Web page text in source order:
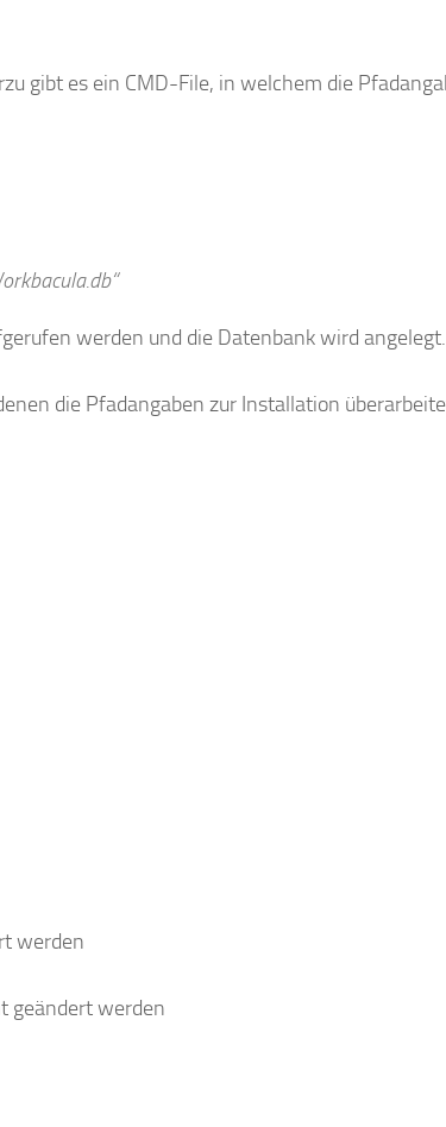
gibt es ein CMD-File, in welchem die
werden und die Datenbank wird angelegt.
die Pfadangaben zur Installation
werden
geändert werden